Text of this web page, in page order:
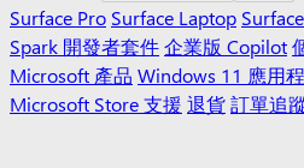
Surface Pro Surface Laptop
Spark 開發者套件企業版 Copilot
Microsoft 產品 Windows 11 應用
Microsoft Store 支援 退貨訂單追